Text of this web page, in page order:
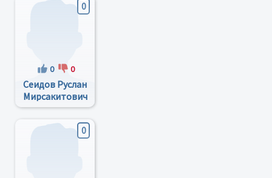
0
0 0
Сеидов Руслан
Мирсакитович
0